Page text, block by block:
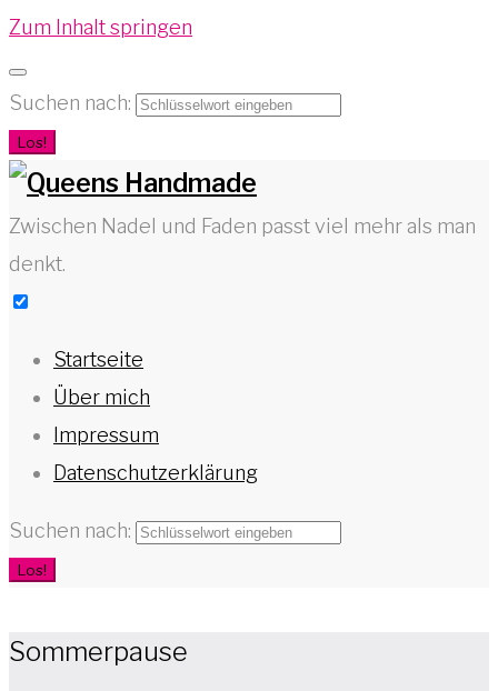
Zum Inhalt springen
Suchen nach:
Los!
Zwischen Nadel und Faden passt viel mehr als man
denkt.
Startseite
Über mich
Impressum
Datenschutzerklärung
Suchen nach:
Los!
Sommerpause